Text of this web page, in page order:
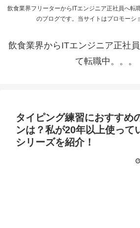
飲食業界フリーターからITエンジニア正社員へ転
のブログです。当サイトはプロモーシ
飲食業界からITエンジニア正社
て転職中。。。
タイピング練習におすすめ
ンは？私が20年以上使って
シリーズを紹介！